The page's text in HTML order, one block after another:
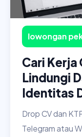
lowongan
Cari Kerja
Lindungi
Identitas
Drop CV dan
Telegram atau